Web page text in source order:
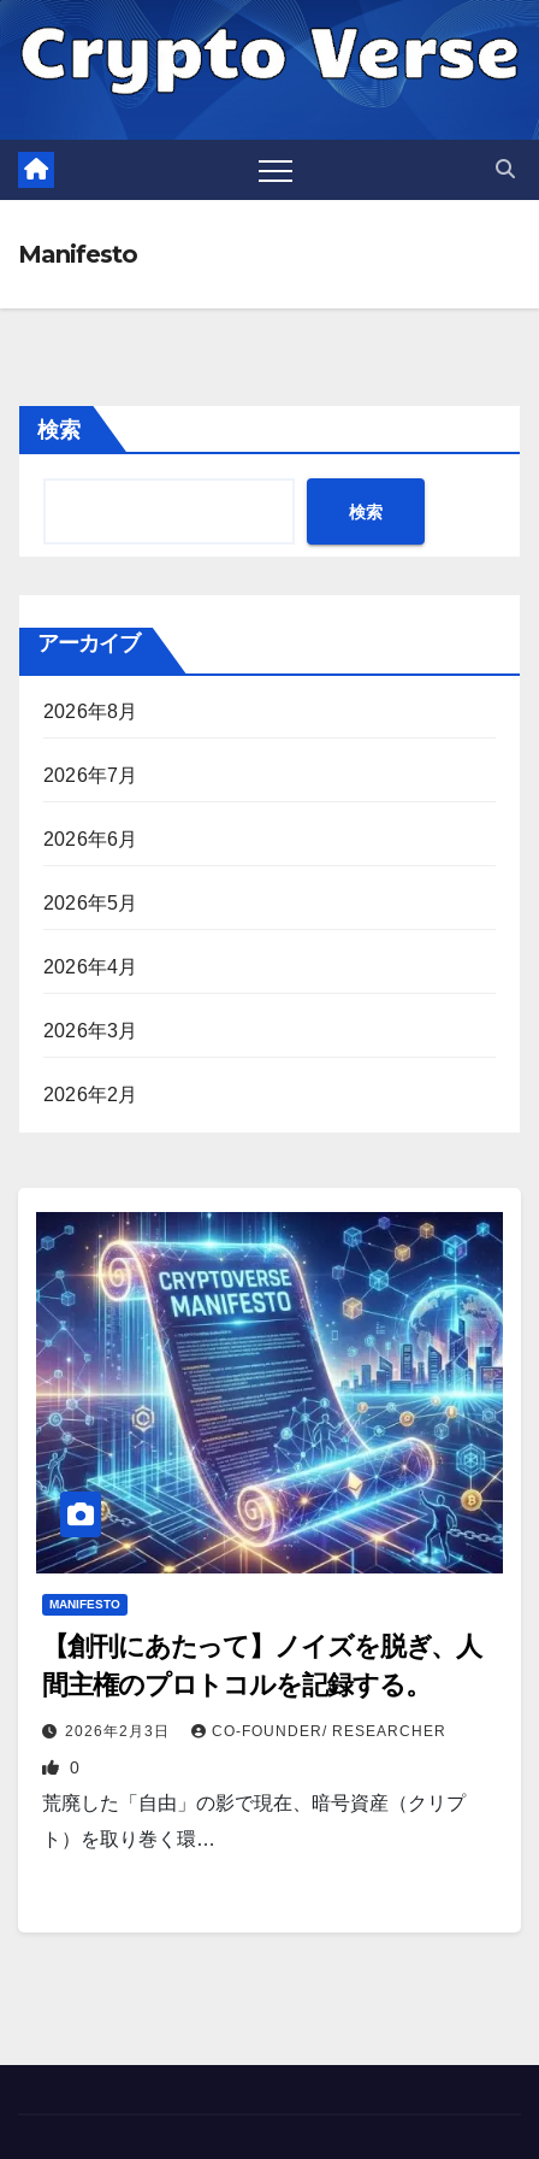
Skip
Manifesto
検索
検索
アーカイブ
2026年8月
2026年7月
2026年6月
2026年5月
2026年4月
2026年3月
2026年2月
MANIFESTO
【創刊にあたって】ノイズを脱ぎ、人
間主権のプロトコルを記録する。
2026年2月3日 CO-FOUNDER/ RESEARCHER
0
荒廃した「自由」の影で現在、暗号資産（クリプ
ト）を取り巻く環…